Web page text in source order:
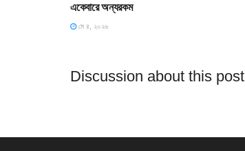
একেবারে অন্যরকম
মে ৪, ২০২৬
Discussion about this post